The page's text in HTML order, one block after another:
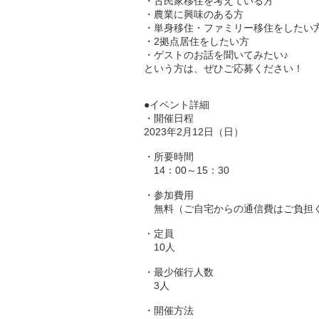
・農業に興味のある方
・単身移住・ファミリー移住をしたい
・2拠点居住をしたい方
・ゲストのお話を聞いてみたい♪
という方は、ぜひご応募ください！
●イベント詳細
・開催日程
2023年2月12日（日）
・所要時間
14：00～15：30
・参加費用
無料（ご自宅からの通信費はご負担
・定員
10人
・最少催行人数
3人
・開催方法